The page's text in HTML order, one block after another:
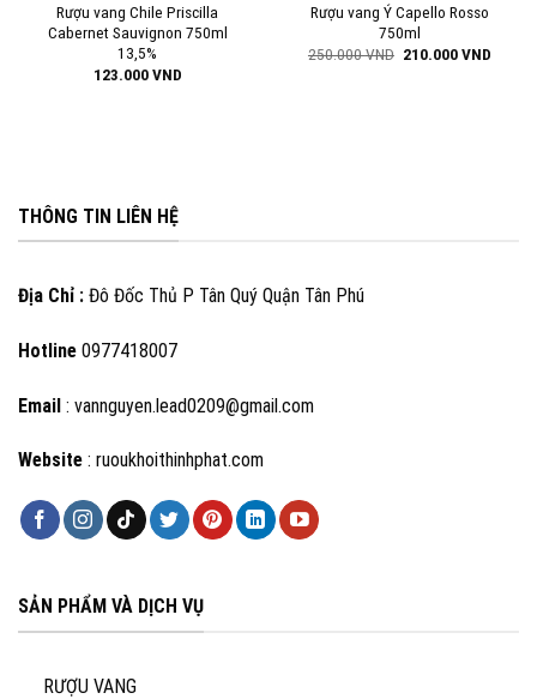
Rượu vang Chile Priscilla
Cabernet Sauvignon 750ml
13,5%
123.000VND
Rượu vang Ý Capello Rosso
750ml
250.000VND Giá
210.000VND
THÔNG TIN LIÊN HỆ
Địa Chỉ : Đô Đốc Thủ P Tân Quý Quận Tân Phú
Hotline 0977418007
Email : vannguyen.lead0209@gmail.com
Website : ruoukhoithinhphat.com
SẢN PHẨM VÀ DỊCH VỤ
RƯỢU VANG